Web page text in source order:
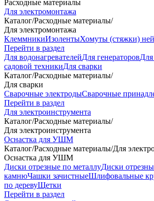
Расходные материалы
Для электромонтажа
Каталог/Расходные материалы/
Для электромонтажа
КлеммникиИзолентыХомуты (стяжки)
Перейти в раздел
Для водонагревателейДля генераторовДля
садовой техникиДля сварки
Каталог/Расходные материалы/
Для сварки
Сварочные электродыСварочные
Перейти в раздел
Для электроинструмента
Каталог/Расходные материалы/
Для электроинструмента
Оснастка для УШМ
Каталог/Расходные материалы/Для
Оснастка для УШМ
Диски отрезные по металлуДиски
камнюЧашки зачистныеШлифовальные
по деревуЩетки
Перейти в раздел